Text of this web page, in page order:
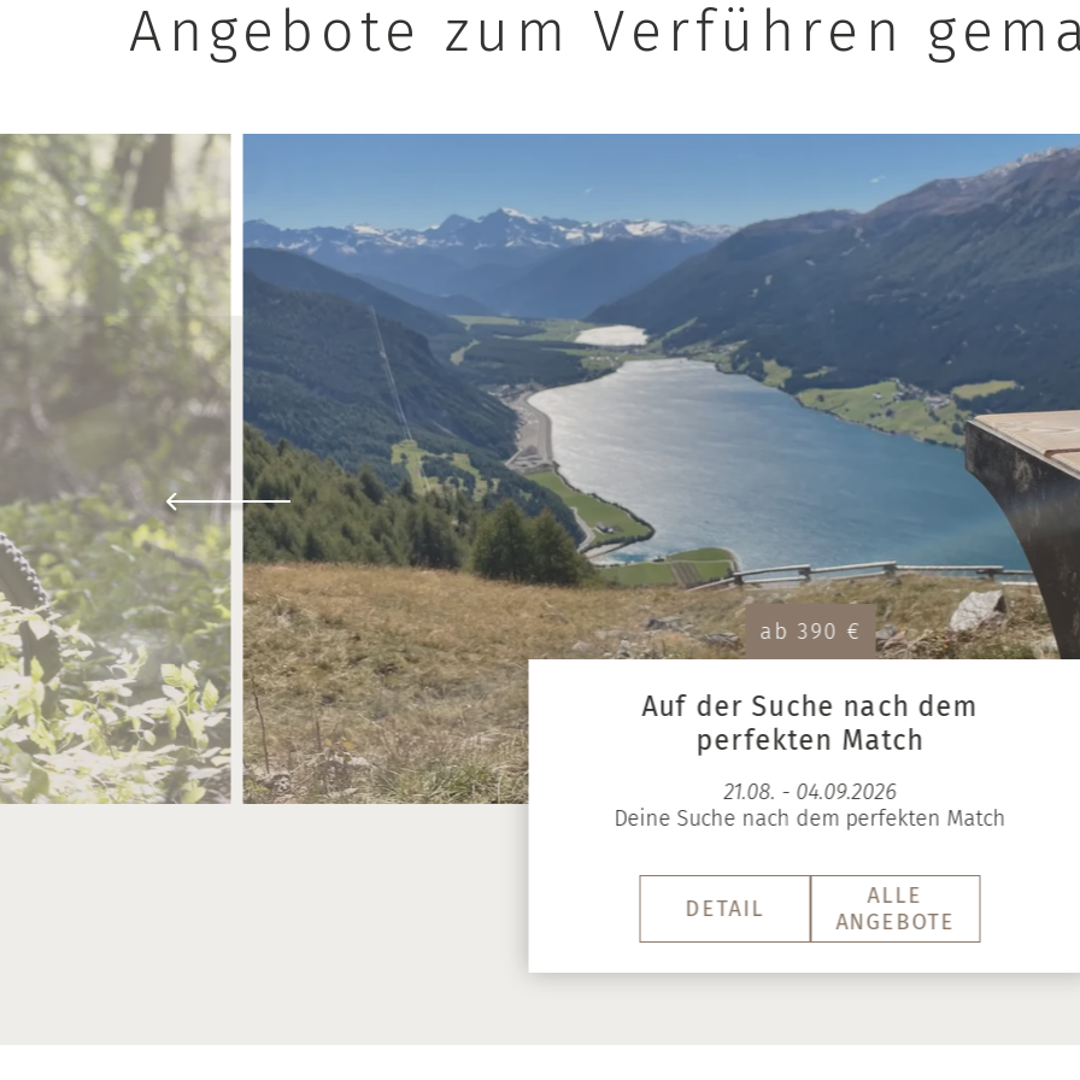
Angebote zum Verführen
Auf der Suche nach dem
perfekten Match
21.08. - 04.09.2026
Deine Suche nach dem perfekten Match
DETAIL
ALLE
ANGEBOTE
ab 390 €